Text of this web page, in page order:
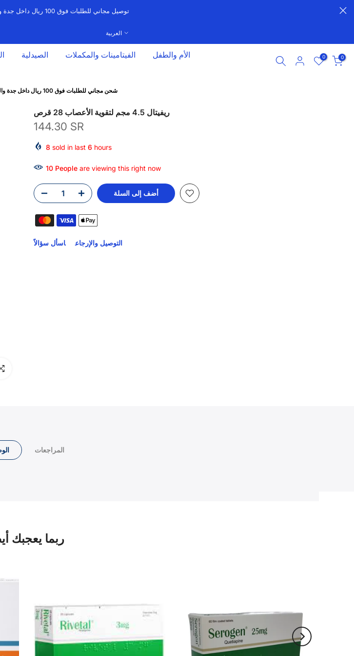
توصيل مجاني للطلبات فوق 100 ريال داخل جدة والرياض وخميس مشيط وابها
العربية
الصيدلية الفيتامينات والمكملات
الأم والطفل
0 0
شحن مجاني للطلبات فوق 100 ريال داخل جدة والرياض وخميس مشيط وابها
انقر
ريفيتال 4.5 مجم لتقوية الأعصاب 28 قرص
144.30 SR
8 sold in last 6 hours
10 People are viewing this right now
أضف إلى السلة
التوصيل والإرجاع اسأل سؤالاً
المراجعات
ربما يعجبك